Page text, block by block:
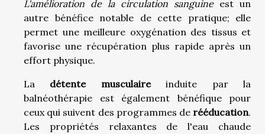
L'amélioration de la circulation sanguineest un
autre bénéfice notable de cette pratique; elle
permet une meilleure oxygénation des tissus et
favorise une récupération plus rapide après un
effort physique.
La détente musculaireinduite par la
balnéothérapie est également bénéfique pour
ceux qui suivent des programmes de rééducation.
Les propriétés relaxantes de l'eau chaude